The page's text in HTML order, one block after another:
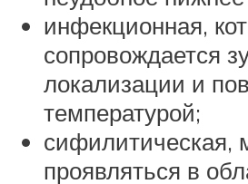
инфекционная,
сопровождается
локализации и
температурой;
сифилитическая,
проявляться в